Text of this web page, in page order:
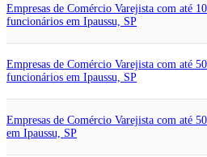
Empresas de Comércio Varejista com até
funcionários em Ipaussu, SP
Empresas de Comércio Varejista com até
funcionários em Ipaussu, SP
Empresas de Comércio Varejista com até
em Ipaussu, SP